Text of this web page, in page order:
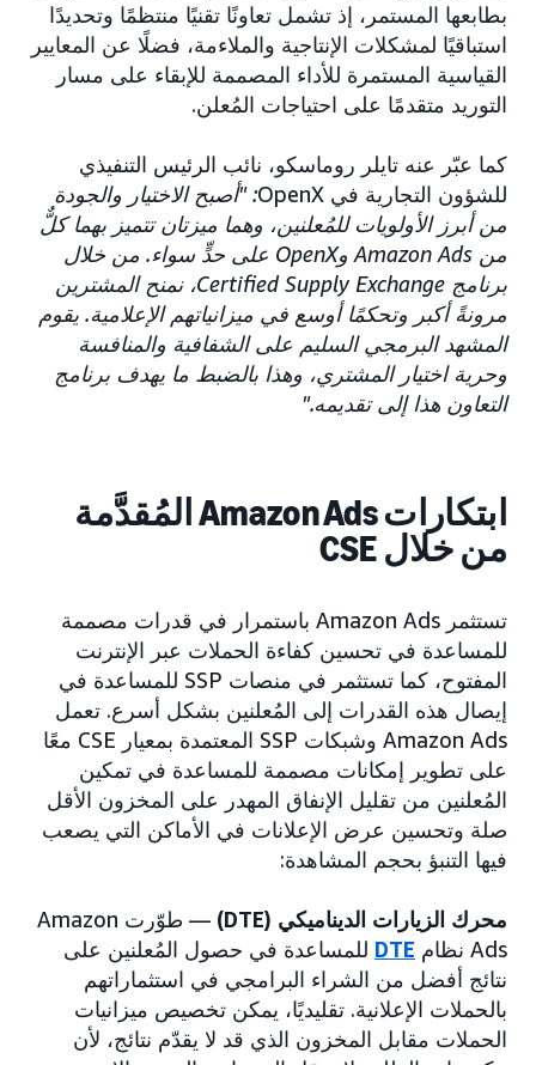
بطابعها المستمر، إذ تشمل تعاونًا تقنيًا منتظمًا وتحديدًا
استباقيًا لمشكلات الإنتاجية والملاءمة، فضلًا عن المعايير
القياسية المستمرة للأداء المصممة للإبقاء على مسار
التوريد متقدمًا على احتياجات المُعلن.
كما عبّر عنه تايلر روماسكو، نائب الرئيس التنفيذي
للشؤون التجارية في OpenX
: "أصبح الاختيار والجودة
من أبرز الأولويات للمُعلنين، وهما ميزتان تتميز بهما كلٌّ
من Amazon Ads وOpenX على حدٍّ سواء. من خلال
برنامج Certified Supply Exchange، نمنح المشترين
مرونةً أكبر وتحكمًا أوسع في ميزانياتهم الإعلامية. يقوم
المشهد البرمجي السليم على الشفافية والمنافسة
وحرية اختيار المشتري، وهذا بالضبط ما يهدف برنامج
التعاون هذا إلى تقديمه."
ابتكارات Amazon Ads المُقدَّمة
من خلال CSE
تستثمر Amazon Ads باستمرار في قدرات مصممة
للمساعدة في تحسين كفاءة الحملات عبر الإنترنت
المفتوح، كما تستثمر في منصات SSP للمساعدة في
إيصال هذه القدرات إلى المُعلنين بشكل أسرع. تعمل
Amazon Ads وشبكات SSP المعتمدة بمعيار CSE معًا
على تطوير إمكانات مصممة للمساعدة في تمكين
المُعلنين من تقليل الإنفاق المهدر على المخزون الأقل
صلة وتحسين عرض الإعلانات في الأماكن التي يصعب
فيها التنبؤ بحجم المشاهدة:
محرك الزيارات الديناميكي (DTE)
— طوّرت Amazon
Ads نظام
DTE للمساعدة في حصول المُعلنين على
نتائج أفضل من الشراء البرامجي في استثماراتهم
بالحملات الإعلانية. تقليديًا، يمكن تخصيص ميزانيات
الحملات مقابل المخزون الذي قد لا يقدّم نتائج، لأن